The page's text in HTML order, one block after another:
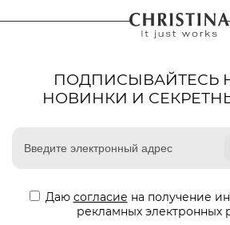
ПОДПИСЫВАЙТЕСЬ
НОВИНКИ И
Даю согласие на получение
рекламных электронных